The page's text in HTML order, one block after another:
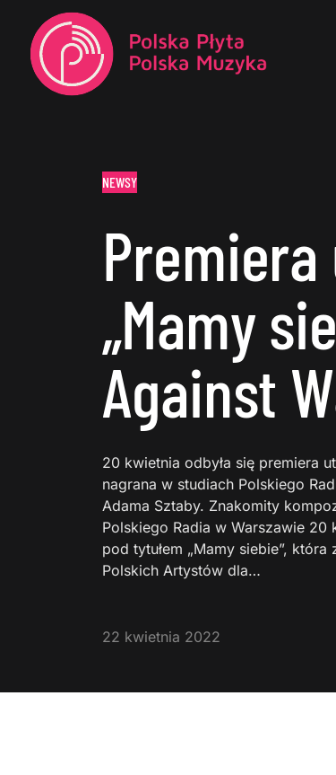
NEWSY
„Mamy
Against
20 kwietnia odbyła się premiera
nagrana w studiach Polskiego
Adama Sztaby. Znakomity
Polskiego Radia w Warszawie 20
pod tytułem „Mamy siebie”,
Polskich Artystów dla…
22 kwietnia 2022